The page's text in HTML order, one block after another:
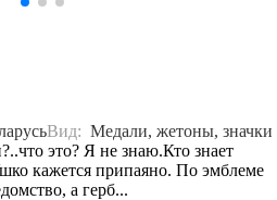
Вид: Медали, жетоны, значки
это? Я не знаю.Кто знает
кажется припаяно. По эмблеме
а герб...